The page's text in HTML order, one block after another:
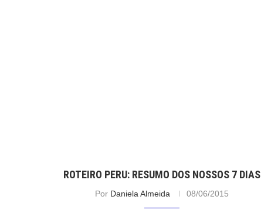
ROTEIRO PERU: RESUMO DOS NOSSOS 7 DIAS
Por Daniela Almeida 08/06/2015